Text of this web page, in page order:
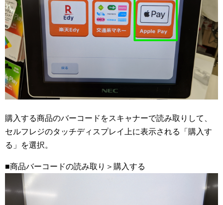
購入する商品のバーコードをスキャナーで読み取りして、
セルフレジのタッチディスプレイ上に表示される「購入す
る」を選択。
■商品バーコードの読み取り＞購入する